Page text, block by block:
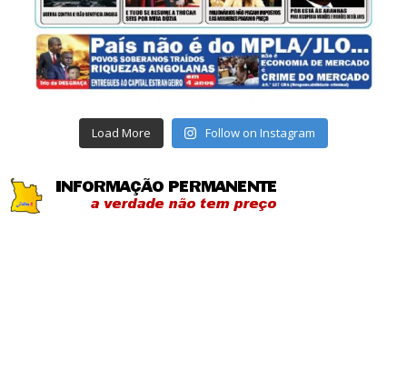
Load More Follow on Instagram